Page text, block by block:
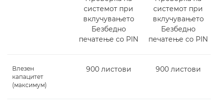
системот при
вклучувањето
Безбедно
печатење со PIN
системот при
вклучувањето
Безбедно
печатење со PIN
Влезен
капацитет
(максимум)
900 листови 900 листови